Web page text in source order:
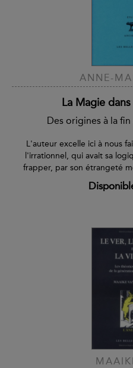
ANNE-
La Magie
Des origines à la
L'auteur excelle ici à nous
l'irrationnel, qui avait sa
frapper, par son étrangeté